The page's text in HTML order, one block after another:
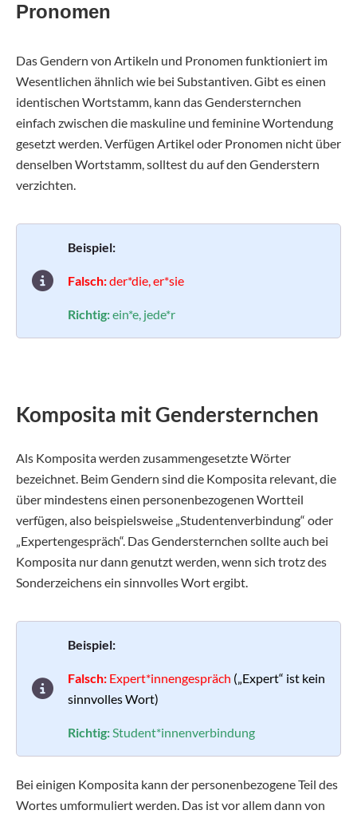
Pronomen
Das Gendern von Artikeln und Pronomen funktioniert im
Wesentlichen ähnlich wie bei Substantiven. Gibt es einen
identischen Wortstamm, kann das Gendersternchen
einfach zwischen die maskuline und feminine Wortendung
gesetzt werden. Verfügen Artikel oder Pronomen nicht über
denselben Wortstamm, solltest du auf den Genderstern
verzichten.
Beispiel:
Falsch:der*die, er*sie
Richtig:ein*e, jede*r
Komposita mit Gendersternchen
Als Komposita werden zusammengesetzte Wörter
bezeichnet. Beim Gendern sind die Komposita relevant, die
über mindestens einen personenbezogenen Wortteil
verfügen, also beispielsweise „Studentenverbindung“ oder
„Expertengespräch“. Das Gendersternchen sollte auch bei
Komposita nur dann genutzt werden, wenn sich trotz des
Sonderzeichens ein sinnvolles Wort ergibt.
Beispiel:
Falsch: Expert*innengespräch („Expert“ ist kein
sinnvolles Wort)
Richtig:Student*innenverbindung
Bei einigen Komposita kann der personenbezogene Teil des
Wortes umformuliert werden. Das ist vor allem dann von